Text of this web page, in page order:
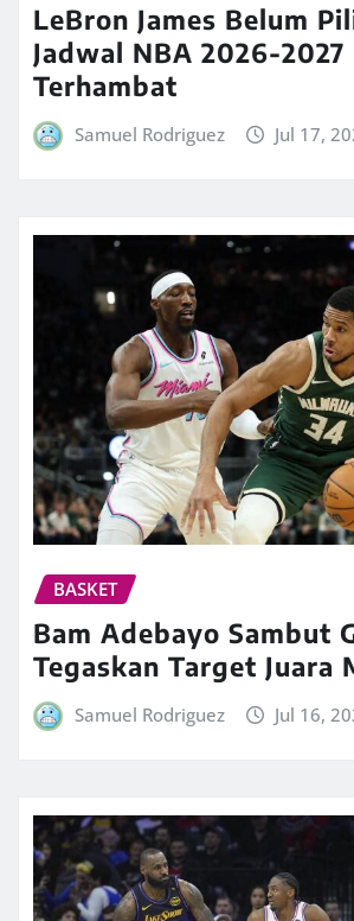
LeBron James Belum
Jadwal NBA 2026-
Terhambat
Samuel Rodriguez Jul 17,
BASKET
Bam Adebayo Sambut
Tegaskan Target Juara
Samuel Rodriguez Jul 16,